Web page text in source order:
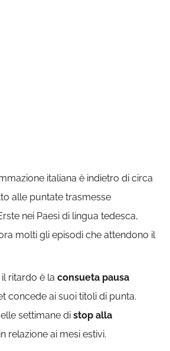
italiana è indietro di circa
alle puntate trasmesse
nei Paesi di lingua tedesca,
molti gli episodi che attendono il
il ritardo è laconsueta pausa
concede ai suoi titoli di punta.
settimane distop alla
in relazione ai mesi estivi.